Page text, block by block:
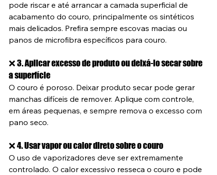
pode riscar e até arrancar a camada superficial de
acabamento do couro, principalmente os sintéticos
mais delicados. Prefira sempre escovas macias ou
panos de microfibra específicos para couro.
❌ 3. Aplicar excesso de produto ou deixá-lo secar sobre
a superfície
O couro é poroso. Deixar produto secar pode gerar
manchas difíceis de remover. Aplique com controle,
em áreas pequenas, e sempre remova o excesso com
pano seco.
❌ 4. Usar vapor ou calor direto sobre o couro
O uso de vaporizadores deve ser extremamente
controlado. O calor excessivo resseca o couro e pode